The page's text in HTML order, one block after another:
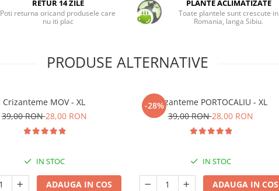
RETUR 14 ZILE
Poti returna oricand produsele care
nu iti plac
PLANTE ACLIMATIZATE
Toate plantele sunt crescute in
Romania, langa Sibiu.
PRODUSE ALTERNATIVE
Crizanteme MOV - XL
39,00 RON28,00 RON
IN STOC
ADAUGA IN COS
-28%Crizanteme PORTOCALIU - XL
39,00 RON28,00 RON
IN STOC
ADAUGA IN COS